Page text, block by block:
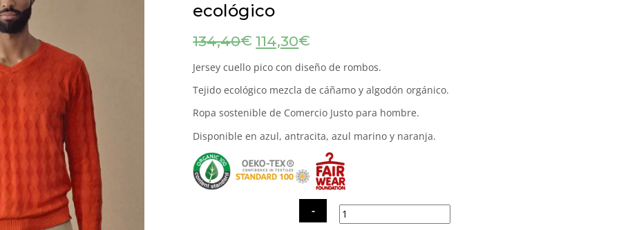
ecológico
134,40€ El
precio
original
era:
134,40€.
114,30€
actual
es:
114,30€.
Jersey cuello pico con diseño de rombos.
Tejido ecológico mezcla de cáñamo y algodón orgánico.
Ropa sostenible de Comercio Justo para hombre.
Disponible en azul, antracita, azul marino y naranja.